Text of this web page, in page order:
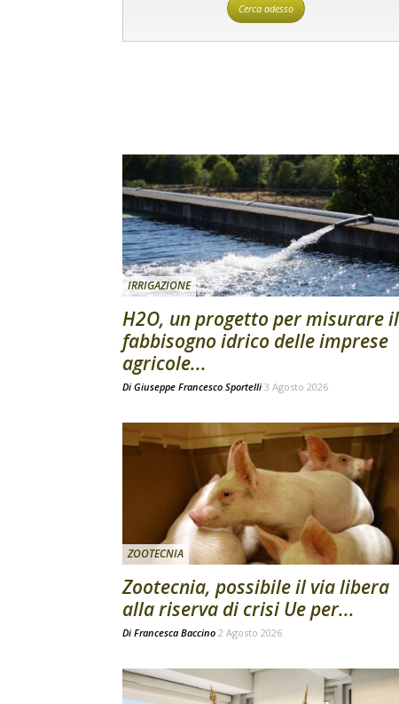
Cerca adesso
IRRIGAZIONE
H2O, un progetto per misurare il
fabbisogno idrico delle imprese
agricole...
Di Giuseppe Francesco Sportelli 3 Agosto 2026
ZOOTECNIA
Zootecnia, possibile il via libera
alla riserva di crisi Ue per...
Di Francesca Baccino 2 Agosto 2026